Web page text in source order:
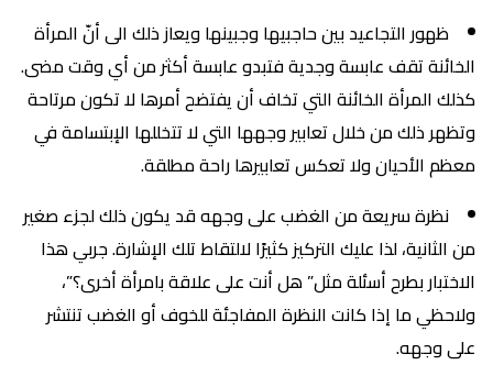
ظهور التجاعيد بين حاجبيها وجبينها ويعاز ذلك الى أنّ المرأة
الخائنة تقف عابسة وجدية فتبدو عابسة أكثر من أي وقت مضى.
كذلك المرأة الخائنة التي تخاف أن يفتضح أمرها لا تكون مرتاحة
وتظهر ذلك من خلال تعابير وجهها التي لا تتخللها الإبتسامة في
معظم الأحيان ولا تعكس تعابيرها راحة مطلقة.
نظرة سريعة من الغضب على وجهه قد يكون ذلك لجزء صغير
من الثانية، لذا عليك التركيز كثيرًا لالتقاط تلك الإشارة. جربي هذا
الاختبار بطرح أسئلة مثل” هل أنت على علاقة بامرأة أخرى؟”،
ولاحظي ما إذا كانت النظرة المفاجئة للخوف أو الغضب تنتشر
على وجهه.